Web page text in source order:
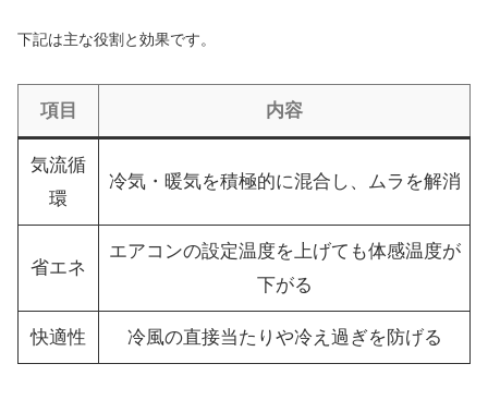
下記は主な役割と効果です。
項目 内容
気流循
環
冷気・暖気を積極的に混合し、ムラを解消
省エネ
エアコンの設定温度を上げても体感温度が
下がる
快適性 冷風の直接当たりや冷え過ぎを防げる